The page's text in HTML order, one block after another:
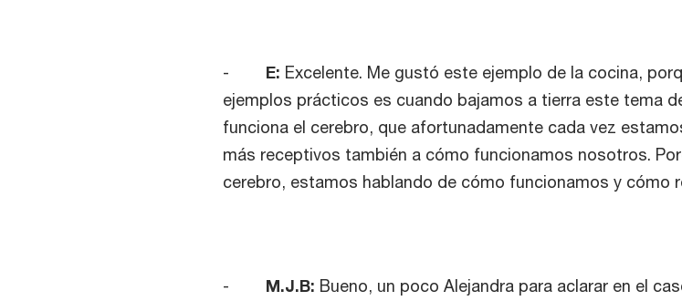
- E: Excelente. Me gustó este ejemplo de la cocina,
ejemplos prácticos es cuando bajamos a tierra este tema
funciona el cerebro, que afortunadamente cada vez
más receptivos también a cómo funcionamos nosotros.
cerebro, estamos hablando de cómo funcionamos y cómo
- M.J.B: Bueno, un poco Alejandra para aclarar en el